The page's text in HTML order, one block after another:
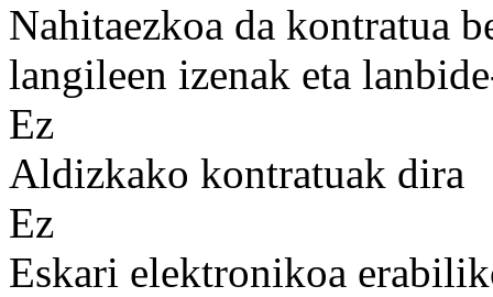
Nahitaezkoa da kontratua
langileen izenak eta
Ez
Aldizkako kontratuak dira
Ez
Eskari elektronikoa